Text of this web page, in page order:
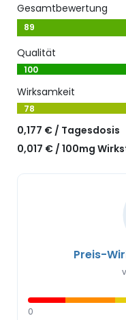
Gesamtbewertung
89
Qualität
100
Wirksamkeit
78
0,177 € / Tagesdosis
0,017 € / 100mg
Preis-
0